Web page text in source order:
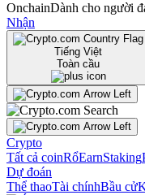
OnchainDành cho người
Nhận
Tiếng Việt
Toàn cầu
Crypto
Tất cả coinRổEarnStaking
Dự đoán
Thể thaoTài chínhBầu cử